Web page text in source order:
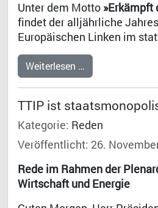
Unter dem Motto »Erkämpft
findet der alljährliche
Europäischen Linken im
Weiterlesen …
TTIP ist
Kategorie: Reden
Veröffentlicht: 26.
Rede im Rahmen der
Wirtschaft und Energie